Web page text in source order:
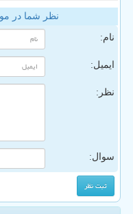
نظر شما در
نام:
ایمیل:
نظر:
سوال: